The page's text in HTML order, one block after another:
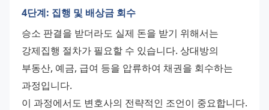
4단계: 집행 및 배상금 회수
승소 판결을 받더라도 실제 돈을 받기 위해서는
강제집행 절차가 필요할 수 있습니다. 상대방의
부동산, 예금, 급여 등을 압류하여 채권을 회수하는
과정입니다.
이 과정에서도 변호사의 전략적인 조언이 중요합니다.